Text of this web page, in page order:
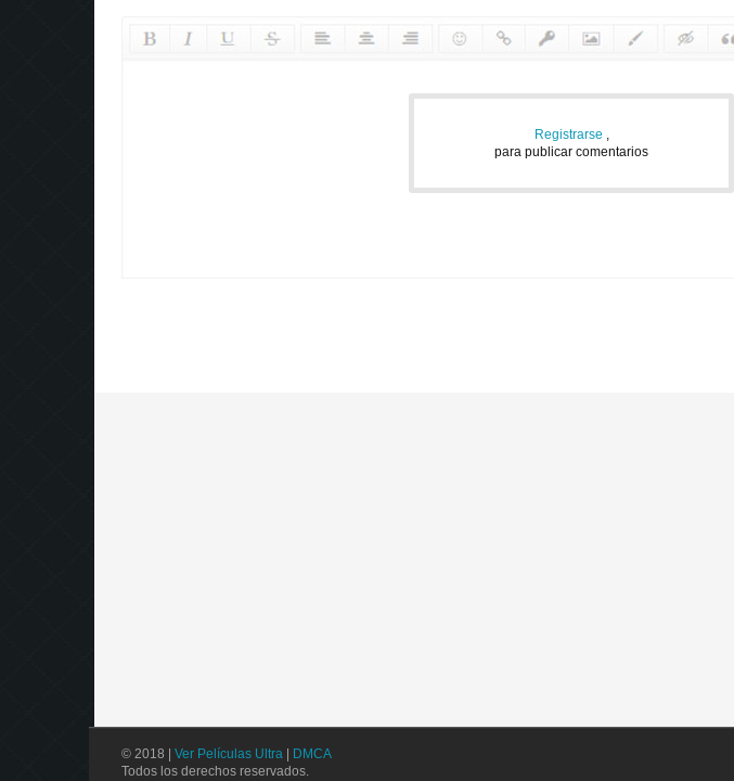
Registrarse ,
para publicar comentarios
© 2018 | Ver Películas Ultra
DMCA
Todos los derechos reservados.